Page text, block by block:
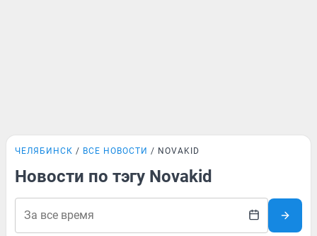
ЧЕЛЯБИНСК ВСЕ НОВОСТИ NOVAKID
Новости по тэгу Novakid